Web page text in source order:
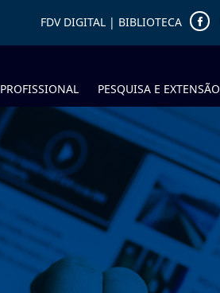
FDV DIGITAL | BIBLIOTECA
PROFISSIONAL PESQUISA E EXTENSÃO